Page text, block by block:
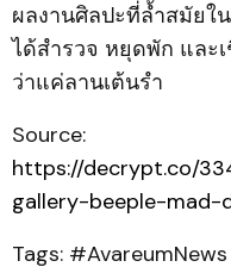
ผลงานศิลปะที่ล้ำสมัยใ
ได้สำรวจ หยุดพัก และ
ว่าแค่ลานเต้นรำ
Source:
https://decrypt.co/
gallery-beeple-mad-
Tags: